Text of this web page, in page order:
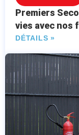
Premiers
vies avec nos
DÉTAILS »